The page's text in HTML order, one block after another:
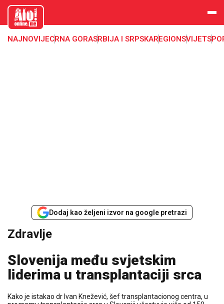
aloonline.
me
NAJNOVIJECRNA GORASRBIJA I SRPSKAREGIONSVIJET
Dodaj kao željeni izvor na google pretrazi
Zdravlje
Slovenija među svjetskim
liderima u transplantaciji srca
Kako je istakao dr Ivan Knežević, šef transplantacionog centra, u